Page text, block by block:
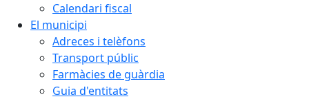
Calendari fiscal
El municipi
Adreces i telèfons
Transport públic
Farmàcies de guàrdia
Guia d'entitats